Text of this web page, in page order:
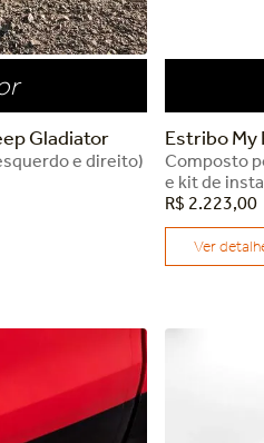
Gladiator
e direito)
Estribo My
Composto
e kit de
R$ 2.223,00
Ver